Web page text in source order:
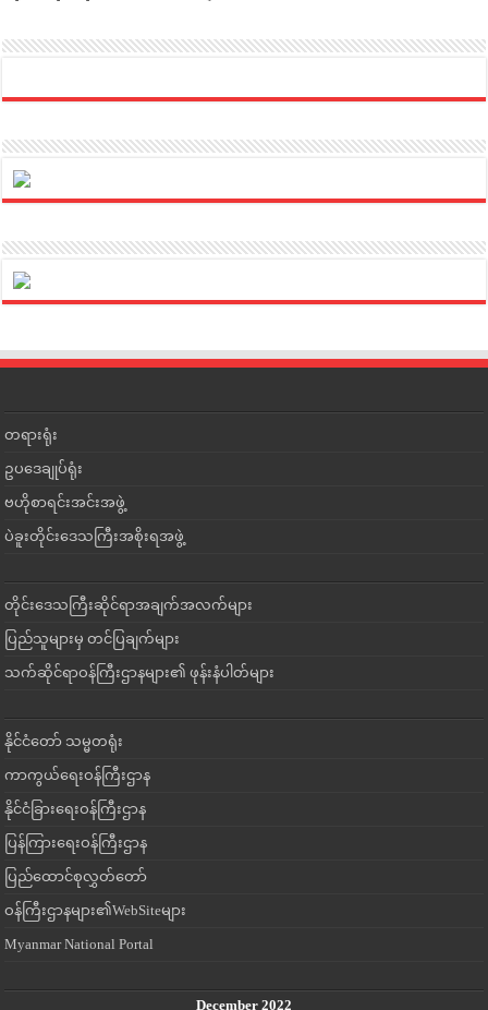
တရားရုံး
ဥပဒေချုပ်ရုံး
ဗဟိုစာရင်းအင်းအဖွဲ့
ပဲခူးတိုင်းဒေသကြီးအစိုးရအဖွဲ့
တိုင်းဒေသကြီးဆိုင်ရာအချက်အလက်များ
ပြည်သူများမှ တင်ပြချက်များ
သက်ဆိုင်ရာဝန်ကြီးဌာနများ၏ ဖုန်းနံပါတ်များ
နိုင်ငံတော် သမ္မတရုံး
ကာကွယ်ရေးဝန်ကြီးဌာန
နိုင်ငံခြားရေးဝန်ကြီးဌာန
ပြန်ကြားရေးဝန်ကြီးဌာန
ပြည်ထောင်စုလွှတ်တော်
ဝန်ကြီးဌာနများ၏WebSiteများ
Myanmar National Portal
December 2022